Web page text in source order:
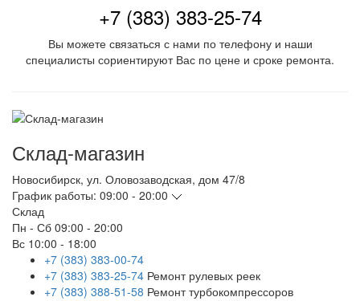
+7 (383) 383-25-74
Вы можете связаться с нами по телефону и наши
специалисты сориентируют Вас по цене и сроке ремонта.
Склад-магазин
Новосибирск, ул. Оловозаводская, дом 47/8
График работы: 09:00 - 20:00
Склад
Пн - Сб 09:00 - 20:00
Вс 10:00 - 18:00
+7 (383) 383-00-74
+7 (383) 383-25-74 Ремонт рулевых реек
+7 (383) 388-51-58 Ремонт турбокомпрессоров